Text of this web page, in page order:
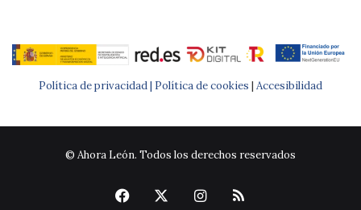
Política de privacidad | Política de cookies | Accesibilidad
© Ahora León. Todos los derechos reservados
Facebook Instagram
RSS